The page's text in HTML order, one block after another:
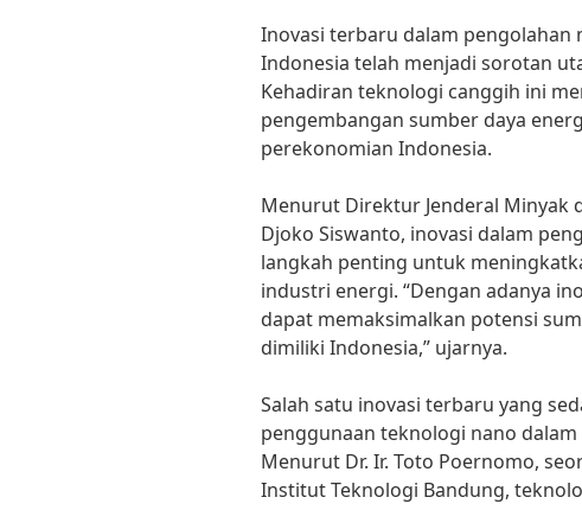
Inovasi terbaru dalam
Indonesia telah menjadi sorotan
Kehadiran teknologi canggih ini
pengembangan sumber daya
perekonomian Indonesia.
Menurut Direktur Jenderal Minyak
Djoko Siswanto, inovasi dalam
langkah penting untuk
industri energi. “Dengan adanya
dapat memaksimalkan potensi
dimiliki Indonesia,” ujarnya.
Salah satu inovasi terbaru yang
penggunaan teknologi nano
Menurut Dr. Ir. Toto Poernomo,
Institut Teknologi Bandung,